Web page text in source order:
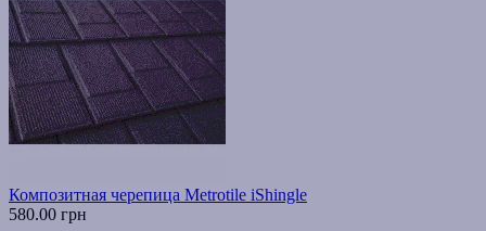
Композитная черепица Metrotile iShingle
580.00 грн